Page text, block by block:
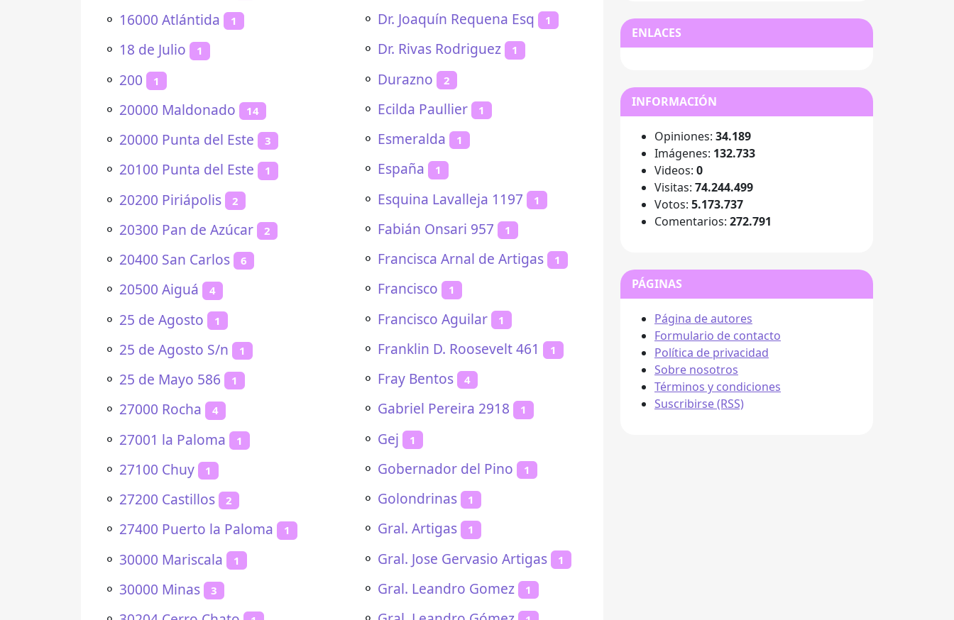
⚬ 16000 Atlántida 1
⚬ 18 de Julio 1
⚬ 200 1
⚬ 20000 Maldonado 14
⚬ 20000 Punta del Este 3
⚬ 20100 Punta del Este 1
⚬ 20200 Piriápolis 2
⚬ 20300 Pan de Azúcar 2
⚬ 20400 San Carlos 6
⚬ 20500 Aiguá 4
⚬ 25 de Agosto 1
⚬ 25 de Agosto S/n 1
⚬ 25 de Mayo 586 1
⚬ 27000 Rocha 4
⚬ 27001 la Paloma 1
⚬ 27100 Chuy 1
⚬ 27200 Castillos 2
⚬ 27400 Puerto la Paloma 1
⚬ 30000 Mariscala 1
⚬ 30000 Minas 3
⚬ Dr. Joaquín Requena Esq 1
⚬ Dr. Rivas Rodriguez 1
⚬ Durazno 2
⚬ Ecilda Paullier 1
⚬ Esmeralda 1
⚬ España 1
⚬ Esquina Lavalleja 1197 1
⚬ Fabián Onsari 957 1
⚬ Francisca Arnal de Artigas 1
⚬ Francisco 1
⚬ Francisco Aguilar 1
⚬ Franklin D. Roosevelt 461 1
⚬ Fray Bentos 4
⚬ Gabriel Pereira 2918 1
⚬ Gej 1
⚬ Gobernador del Pino 1
⚬ Golondrinas 1
⚬ Gral. Artigas 1
⚬ Gral. Jose Gervasio Artigas 1
⚬ Gral. Leandro Gomez 1
ENLACES
INFORMACIÓN
Opiniones: 34.189
Imágenes: 132.733
Videos: 0
Visitas: 74.244.499
Votos: 5.173.737
Comentarios: 272.791
PÁGINAS
Página de autores
Formulario de contacto
Política de privacidad
Sobre nosotros
Términos y condiciones
Suscribirse (RSS)